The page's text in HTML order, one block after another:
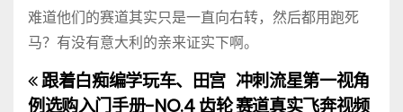
难道他们的赛道其实只是一直向右转，然后都用跑死
马？有没有意大利的亲来证实下啊。
文
冲刺流星第一视角
赛道真实飞奔视频
跟着白痴编学玩车、田宫
例选购入门手册-NO.4 齿轮